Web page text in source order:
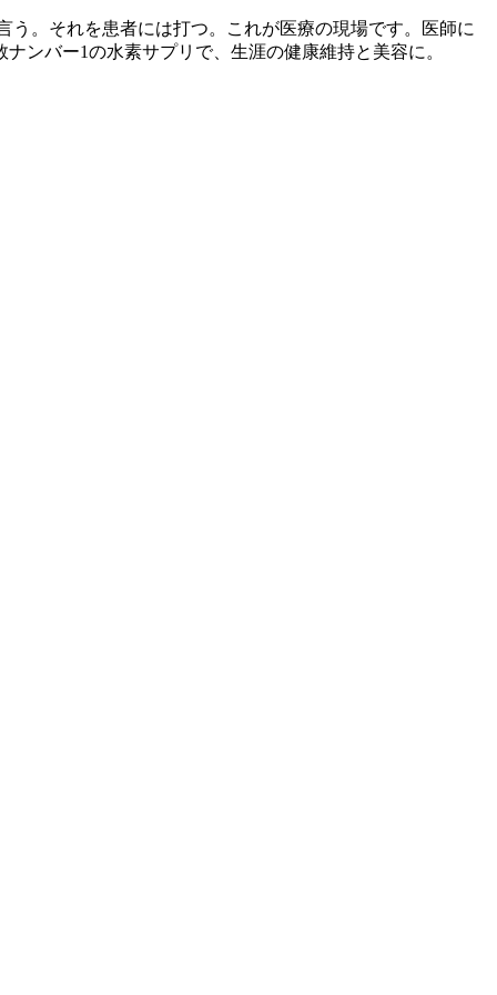
。それを患者には打つ。これが医療の現場です。医師に
ンバー1の水素サプリで、生涯の健康維持と美容に。